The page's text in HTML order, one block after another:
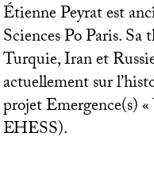
Étienne Peyrat est
Sciences Po Paris.
Turquie, Iran et
actuellement sur
projet Emergence(s) «
EHESS).